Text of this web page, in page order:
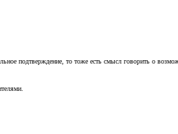
подтверждение, то тоже есть смысл говорить о